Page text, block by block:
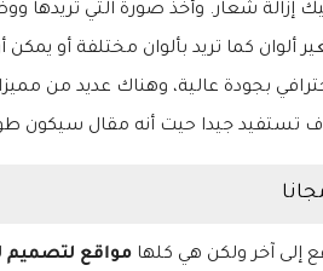
شعار. وأخذ صورة التي تريدها
كما تريد بألوان مختلفة أو
بجودة عالية، وهناك عديد من
جيدا حيت أنه مقال سيكون
آخر ولكن هي كلها مواقع لتصميم